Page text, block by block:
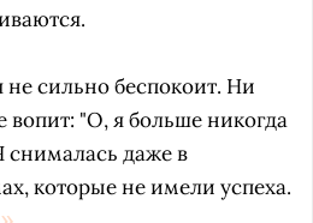
не сильно беспокоит. Ни
вопит: "О, я больше никогда
снималась даже в
которые не имели успеха.